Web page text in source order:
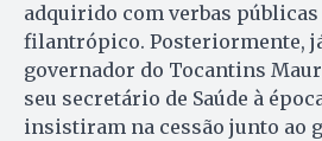
adquirido com verbas
filantrópico. Posteriormente,
governador do Tocantins
seu secretário de Saúde à
insistiram na cessão junto ao